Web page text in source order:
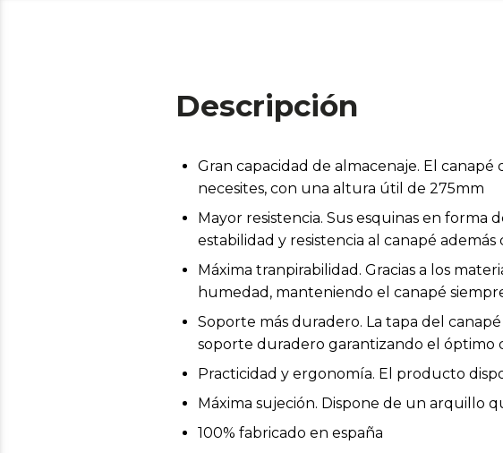
Descripción
Gran capacidad de almacenaje. El
necesites, con una altura útil de 275mm
Mayor resistencia. Sus esquinas en
estabilidad y resistencia al canapé
Máxima tranpirabilidad. Gracias a los
humedad, manteniendo el canapé
Soporte más duradero. La tapa del
soporte duradero garantizando el óptimo
Practicidad y ergonomía. El producto
Máxima sujeción. Dispone de un arquillo
100% fabricado en españa